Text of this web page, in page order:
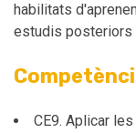
habilitats
estudis posteriors
CE9. Aplicar